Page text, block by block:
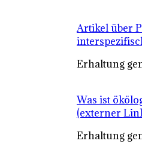
Artikel über
Erhaltung
Was ist
(externer
Erhaltung